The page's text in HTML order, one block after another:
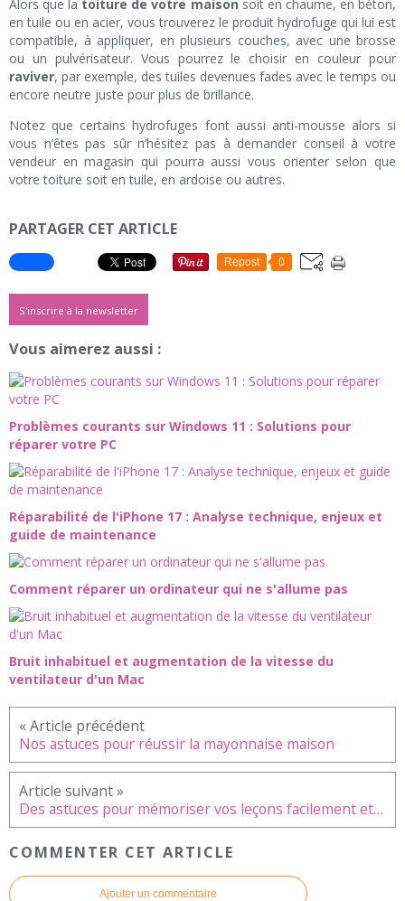
Alors que la toiture de votre maison soit en chaume, en béton,
en tuile ou en acier, vous trouverez le produit hydrofuge qui lui est
compatible, à appliquer, en plusieurs couches, avec une brosse
ou un pulvérisateur. Vous pourrez le choisir en couleur pour
raviver, par exemple, des tuiles devenues fades avec le temps ou
encore neutre juste pour plus de brillance.
Notez que certains hydrofuges font aussi anti-mousse alors si
vous n’êtes pas sûr n’hésitez pas à demander conseil à votre
vendeur en magasin qui pourra aussi vous orienter selon que
votre toiture soit en tuile, en ardoise ou autres.
PARTAGER CET ARTICLE
Repost 0
S'inscrire à la newsletter
Vous aimerez aussi :
Problèmes courants sur Windows 11 : Solutions pour
réparer votre PC
Réparabilité de l'iPhone 17 : Analyse technique, enjeux et
guide de maintenance
Comment réparer un ordinateur qui ne s'allume pas
Bruit inhabituel et augmentation de la vitesse du
ventilateur d'un Mac
Nos astuces pour réussir la mayonnaise maison
Des astuces pour mémoriser vos leçons facilement et plus vite
COMMENTER CET ARTICLE
Ajouter un commentaire